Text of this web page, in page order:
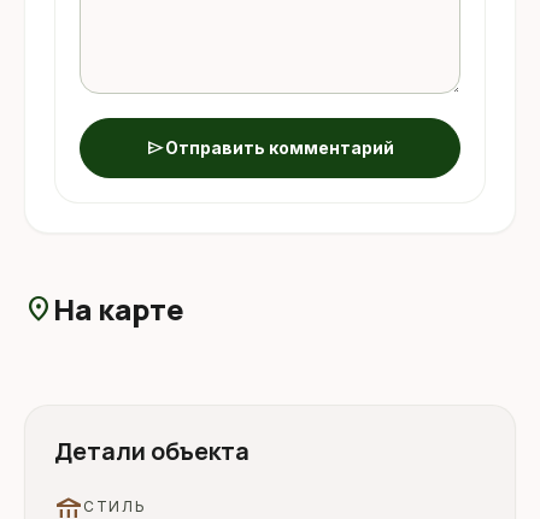
sendОтправить комментарий
location_on На карте
Детали объекта
account_balance СТИЛЬ